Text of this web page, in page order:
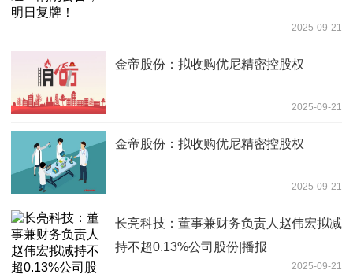
2025-09-21
金帝股份：拟收购优尼精密控股权
2025-09-21
金帝股份：拟收购优尼精密控股权
2025-09-21
长亮科技：董事兼财务负责人赵伟宏拟减
持不超0.13%公司股份|播报
2025-09-21